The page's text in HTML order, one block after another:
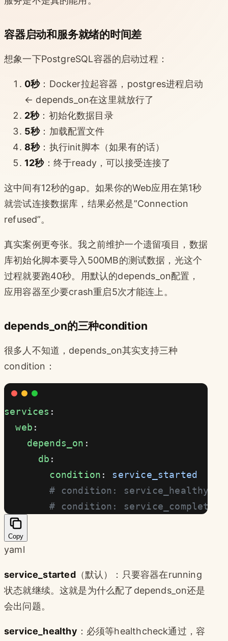
容器启动和服务就绪的时间差
想象一下PostgreSQL容器的启动过程：
0秒：Docker拉起容器，postgres进程启动
← depends_on在这里就放行了
2秒：初始化数据目录
5秒：加载配置文件
8秒：执行init脚本（如果有的话）
12秒：终于ready，可以接受连接了
这中间有12秒的gap。如果你的Web应用在第1秒
就尝试连接数据库，结果必然是”Connection
refused”。
真实案例更夸张。我之前维护一个遗留项目，数据
库初始化脚本要导入500MB的测试数据，光这个
过程就要跑40秒。用默认的depends_on配置，
应用容器至少要crash重启5次才能连上。
depends_on的三种condition
很多人不知道，depends_on其实支持三种
condition：
services :
  web
:
    depends_on
:
      db
:
        condition
: service_started
# condition: service_healthy  #
# condition:
Copy
yaml
service_started（默认）：只要容器在running
状态就继续。这就是为什么配了depends_on还是
会出问题。
service_healthy ：必须等healthcheck通过，容